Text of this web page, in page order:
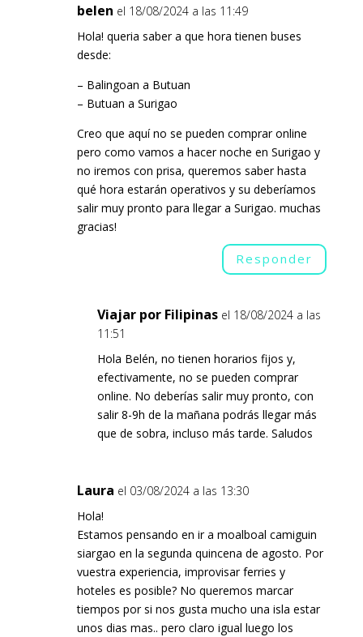
belen el 18/08/2024 a las 11:49
Hola! queria saber a que hora tienen buses
desde:
– Balingoan a Butuan
– Butuan a Surigao
Creo que aquí no se pueden comprar online
pero como vamos a hacer noche en Surigao y
no iremos con prisa, queremos saber hasta
qué hora estarán operativos y su deberíamos
salir muy pronto para llegar a Surigao. muchas
gracias!
Responder
Viajar por Filipinas el 18/08/2024 a las
11:51
Hola Belén, no tienen horarios fijos y,
efectivamente, no se pueden comprar
online. No deberías salir muy pronto, con
salir 8-9h de la mañana podrás llegar más
que de sobra, incluso más tarde. Saludos
Laura el 03/08/2024 a las 13:30
Hola!
Estamos pensando en ir a moalboal camiguin
siargao en la segunda quincena de agosto. Por
vuestra experiencia, improvisar ferries y
hoteles es posible? No queremos marcar
tiempos por si nos gusta mucho una isla estar
unos dias mas.. pero claro igual luego los